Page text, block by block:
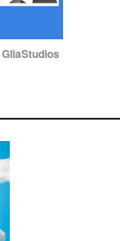
t
e
GliaStudios